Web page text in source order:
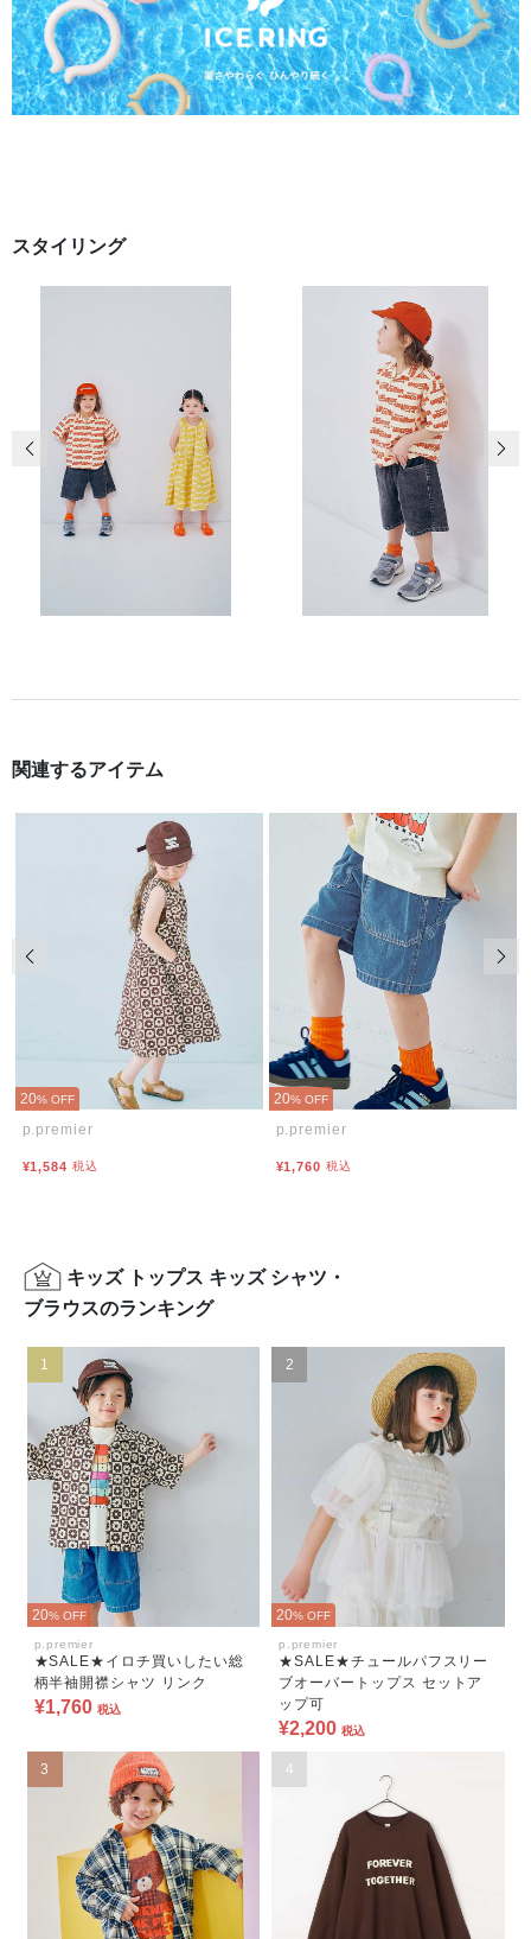
スタイリング
前の画像 次
関連するアイテム
20% OFF
p.premier
¥1,584 税込
20% OFF
p.premier
¥1,760 税込
前の画像 次
キッズ トップス キッズ シャツ・
ブラウスのランキング
1
20% OFF
p.premier
★SALE★イロチ買いしたい総
柄半袖開襟シャツ リンク
¥1,760 税込
2
20% OFF
p.premier
★SALE★チュールパフスリー
ブオーバートップス セットア
ップ可
¥2,200 税込
3 4